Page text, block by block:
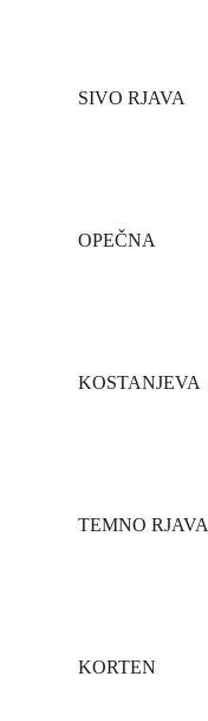
SIVO RJAVA
OPEČNA
KOSTANJEVA
TEMNO RJAVA
KORTEN